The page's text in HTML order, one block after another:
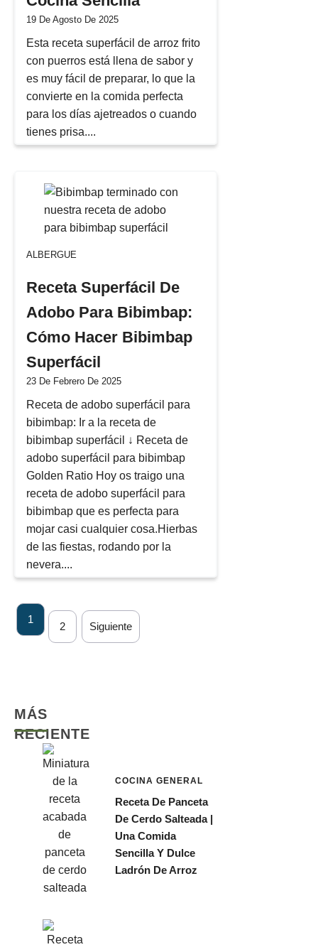
19 De Agosto De 2025
Esta receta superfácil de arroz frito
con puerros está llena de sabor y
es muy fácil de preparar, lo que la
convierte en la comida perfecta
para los días ajetreados o cuando
tienes prisa....
ALBERGUE
Receta Superfácil De
Adobo Para Bibimbap:
Cómo Hacer Bibimbap
Superfácil
23 De Febrero De 2025
Receta de adobo superfácil para
bibimbap: Ir a la receta de
bibimbap superfácil ↓ Receta de
adobo superfácil para bibimbap
Golden Ratio Hoy os traigo una
receta de adobo superfácil para
bibimbap que es perfecta para
mojar casi cualquier cosa.Hierbas
de las fiestas, rodando por la
nevera....
1
2 Siguiente
MÁS
RECIENTE
COCINA GENERAL
Receta De Panceta
De Cerdo Salteada |
Una Comida
Sencilla Y Dulce
Ladrón De Arroz